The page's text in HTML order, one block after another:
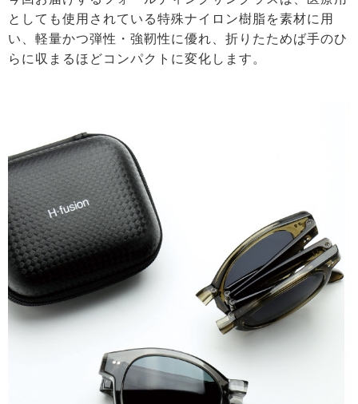
としても使用されている特殊ナイロン樹脂を素材に用
い、軽量かつ弾性・強靭性に優れ、折りたためば手のひ
らに収まるほどコンパクトに変化します。